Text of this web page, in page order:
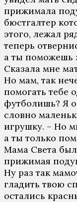
прижимала
бюстгалтер
этого, лежал
теперь
а ты поможешь
Сказала мне
Но мам, так
помогать тебе
футболишь? Я
словно
игрушку. – Но
а ты только
Мама Света
прижимая
Ну раз так
гладить твою
остались